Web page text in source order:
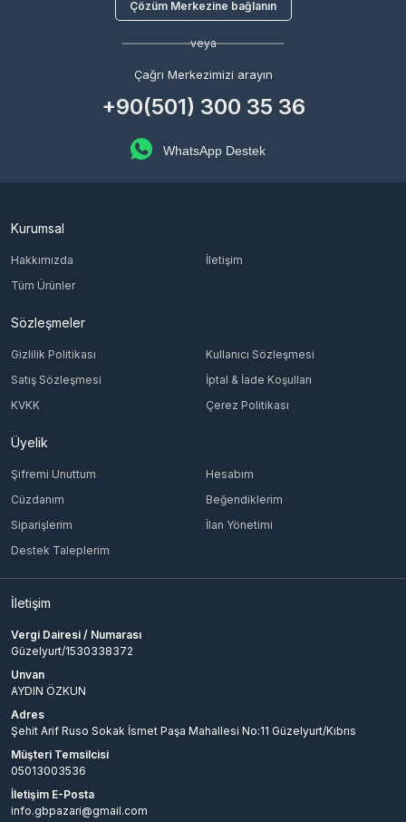
Çözüm Merkezine bağlanın
veya
Çağrı Merkezimizi arayın
+90(501) 300 35 36
WhatsApp Destek
Kurumsal
Hakkımızda
İletişim
Tüm Ürünler
Sözleşmeler
Gizlilik Politikası
Kullanıcı Sözleşmesi
Satış Sözleşmesi
İptal & İade Koşulları
KVKK
Çerez Politikası
Üyelik
Şifremi Unuttum
Hesabım
Cüzdanım
Beğendiklerim
Siparişlerim
İlan Yönetimi
Destek Taleplerim
İletişim
Vergi Dairesi / Numarası
Güzelyurt/1530338372
Unvan
AYDIN ÖZKUN
Adres
Şehit Arif Ruso Sokak İsmet Paşa Mahallesi No:11 Güzelyurt/Kıbrıs
Müşteri Temsilcisi
05013003536
İletişim E-Posta
info.gbpazari@gmail.com